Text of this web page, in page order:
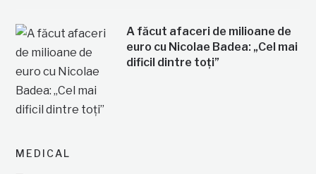
A făcut afaceri de milioane de
euro cu Nicolae Badea: „Cel mai
dificil dintre toți”
MEDICAL